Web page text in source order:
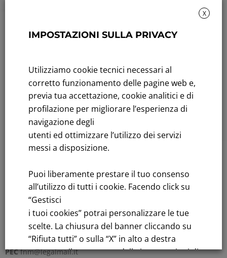
presentato il
sharing E-Vai
Settembre 17, 2021
Leggi tutto
Andamento titolo: Il titolo in Borsa
Bandi di gara: Ultimi bandi
FNM S.p.A.
Sede in Milano, Piazzale Cadorna, 14
PECfnm@legalmail.it
X
IMPOSTAZIONI SULLA PRIVACY
Utilizziamo cookie tecnici necessari al
corretto funzionamento delle pagine web e,
previa tua accettazione, cookie analitici e di
profilazione per migliorare l’esperienza di
navigazione degli
utenti ed ottimizzare l’utilizzo dei servizi
messi a disposizione.
Puoi liberamente prestare il tuo consenso
all’utilizzo di tutti i cookie. Facendo click su
“Gestisci
i tuoi cookies” potrai personalizzare le tue
scelte. La chiusura del banner cliccando su
“Rifiuta tutti” o sulla “X” in alto a destra
comporta il permanere delle impostazioni di